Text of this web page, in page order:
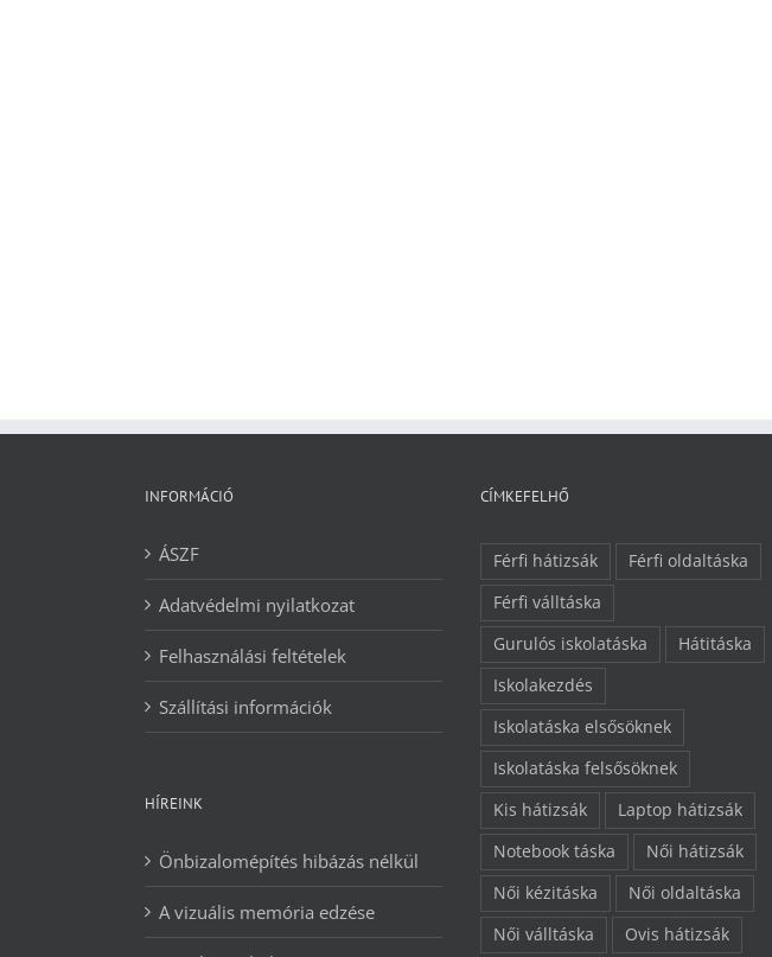
INFORMÁCIÓ
ÁSZF
Adatvédelmi nyilatkozat
Felhasználási feltételek
Szállítási információk
HÍREINK
Önbizalomépítés hibázás nélkül
A vizuális memória edzése
CÍMKEFELHŐ
Férfi hátizsák
Férfi oldaltáska
Férfi válltáska
Gurulós iskolatáska
Hátitáska
Iskolakezdés
Iskolatáska elsősöknek
Iskolatáska felsősöknek
Kis hátizsák
Laptop hátizsák
Notebook táska
Női hátizsák
Női kézitáska
Női oldaltáska
Női válltáska
Ovis hátizsák